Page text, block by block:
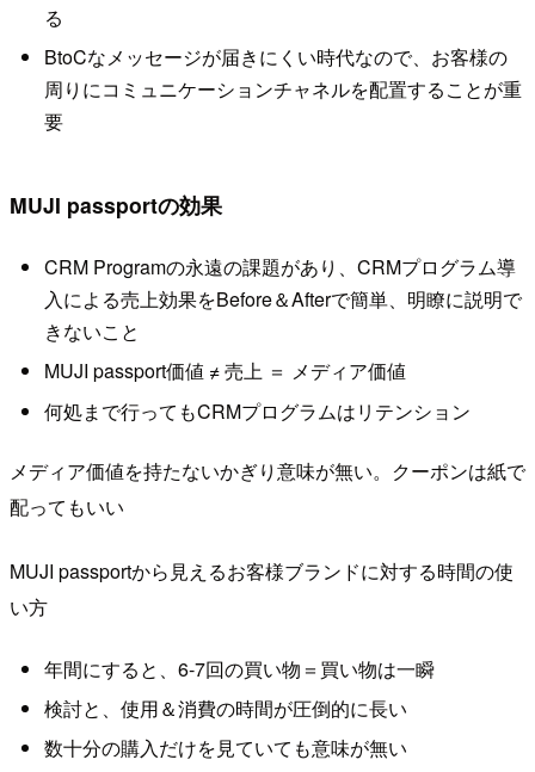
る
BtoCなメッセージが届きにくい時代なので、お客様の
周りにコミュニケーションチャネルを配置することが重
要
MUJI passportの効果
CRM Programの永遠の課題があり、CRMプログラム導
入による売上効果をBefore＆Afterで簡単、明瞭に説明で
きないこと
MUJI passport価値 ≠ 売上 ＝ メディア価値
何処まで行ってもCRMプログラムはリテンション
メディア価値を持たないかぎり意味が無い。クーポンは紙で
配ってもいい
MUJI passportから見えるお客様ブランドに対する時間の使
い方
年間にすると、6‐7回の買い物＝買い物は一瞬
検討と、使用＆消費の時間が圧倒的に長い
数十分の購入だけを見ていても意味が無い